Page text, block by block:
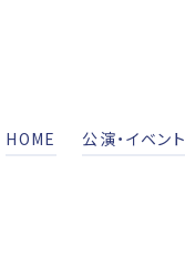
HOME 公演・イベント